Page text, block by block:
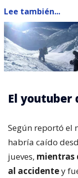
Lee también...
El youtuber
Según reportó el
habría caído
jueves, mientras
al accidentey